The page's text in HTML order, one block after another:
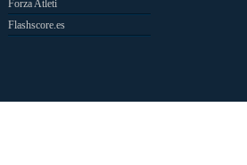
Forza Atleti
Flashscore.es